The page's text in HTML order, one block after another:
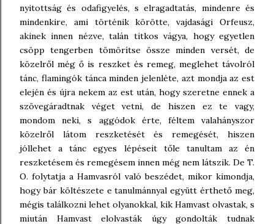
nyitottság és odafigyelés, s elragadtatás, mindenre és
mindenkire, ami történik körötte, vajdasági Orfeusz,
akinek innen nézve, talán titkos vágya, hogy egyetlen
csöpp tengerben tömörítse össze minden versét, de
közelről még ő is reszket és remeg, meglehet távolról
tánc, flamingók tánca minden jelenléte, azt mondja az est
elején és újra nekem az est után, hogy szeretne ennek a
szövegáradtnak véget vetni, de hiszen ez te vagy,
mondom neki, s aggódok érte, féltem valahányszor
közelről látom reszketését és remegését, hiszen
jóllehet a tánc egyes lépéseit tőle tanultam az én
reszketésem és remegésem innen még nem látszik. De T.
O. folytatja a Hamvasról való beszédet, mikor kimondja,
hogy bár költészete e tanulmánnyal együtt érthető meg,
mégis találkozni lehet olyanokkal, kik Hamvast olvastak, s
miután Hamvast elolvasták úgy gondolták tudnak